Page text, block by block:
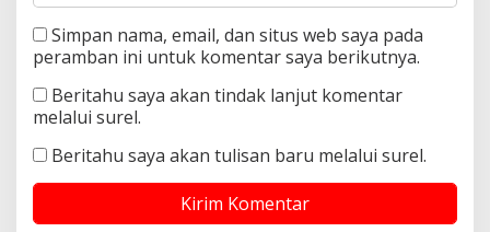
Simpan nama, email, dan situs web saya pada
peramban ini untuk komentar saya berikutnya.
Beritahu saya akan tindak lanjut komentar
melalui surel.
Beritahu saya akan tulisan baru melalui surel.